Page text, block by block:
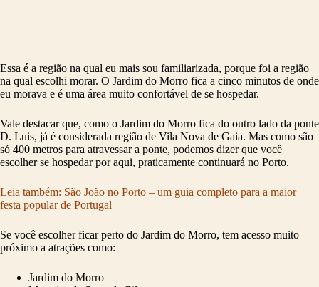
Essa é a região na qual eu mais sou familiarizada, porque foi a região
na qual escolhi morar. O Jardim do Morro fica a cinco minutos de onde
eu morava e é uma área muito confortável de se hospedar.
Vale destacar que, como o Jardim do Morro fica do outro lado da ponte
D. Luis, já é considerada região de Vila Nova de Gaia. Mas como são
só 400 metros para atravessar a ponte, podemos dizer que você
escolher se hospedar por aqui, praticamente continuará no Porto.
Leia também: São João no Porto – um guia completo para a maior
festa popular de Portugal
Se você escolher ficar perto do Jardim do Morro, tem acesso muito
próximo a atrações como:
Jardim do Morro